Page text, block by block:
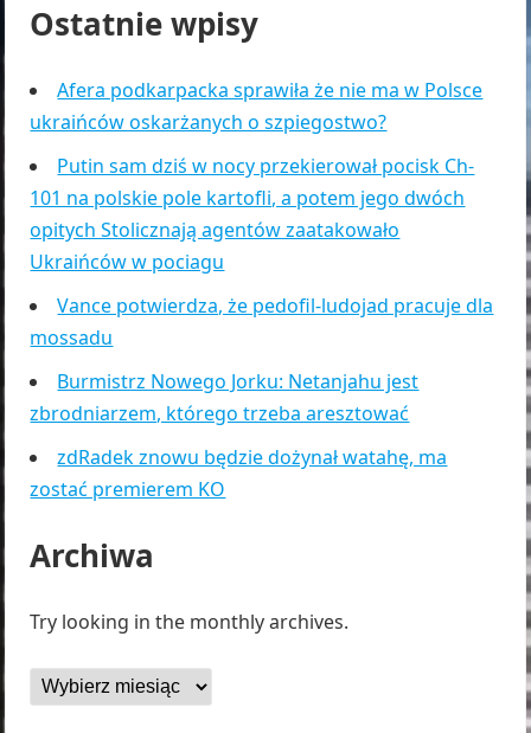
Ostatnie wpisy
Afera podkarpacka sprawiła że nie ma w Polsce
ukraińców oskarżanych o szpiegostwo?
Putin sam dziś w nocy przekierował pocisk Ch-
101 na polskie pole kartofli, a potem jego dwóch
opitych Stolicznają agentów zaatakowało
Ukraińców w pociagu
Vance potwierdza, że pedofil-ludojad pracuje dla
mossadu
Burmistrz Nowego Jorku: Netanjahu jest
zbrodniarzem, którego trzeba aresztować
zdRadek znowu będzie dożynał watahę, ma
zostać premierem KO
Archiwa
Try looking in the monthly archives.
Archiwa